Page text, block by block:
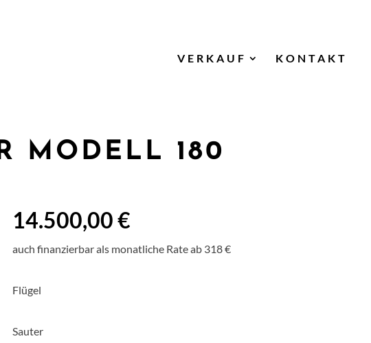
VERKAUF KONTAKT
MODELL 180
14.500,00 €
auch finanzierbar als monatliche Rate ab 318 €
Flügel
Sauter